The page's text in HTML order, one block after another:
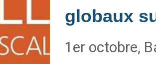
globaux
1er octobre,